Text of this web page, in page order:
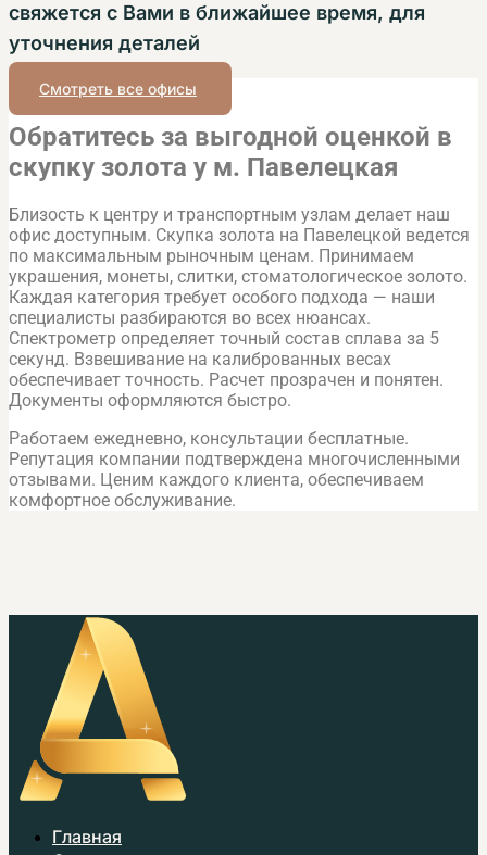
свяжется с Вами в ближайшее время, для
уточнения деталей
Смотреть все офисы
Обратитесь за выгодной оценкой в
скупку золота у м. Павелецкая
Близость к центру и транспортным узлам делает наш
офис доступным. Скупка золота на Павелецкой ведется
по максимальным рыночным ценам. Принимаем
украшения, монеты, слитки, стоматологическое золото.
Каждая категория требует особого подхода — наши
специалисты разбираются во всех нюансах.
Спектрометр определяет точный состав сплава за 5
секунд. Взвешивание на калиброванных весах
обеспечивает точность. Расчет прозрачен и понятен.
Документы оформляются быстро.
Работаем ежедневно, консультации бесплатные.
Репутация компании подтверждена многочисленными
отзывами. Ценим каждого клиента, обеспечиваем
комфортное обслуживание.
Главная